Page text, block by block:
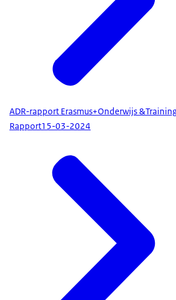
ADR-rapport Erasmus+Onderwijs
Rapport15-03-2024